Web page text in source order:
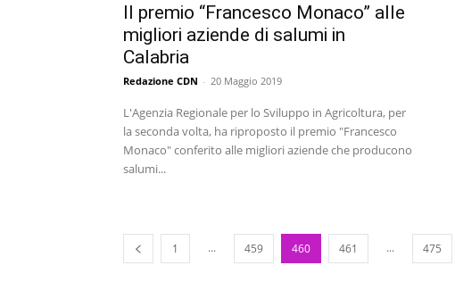
Il premio “Francesco Monaco” alle
migliori aziende di salumi in
Calabria
Redazione CDN - 20 Maggio 2019
L'Agenzia Regionale per lo Sviluppo in Agricoltura, per
la seconda volta, ha riproposto il premio "Francesco
Monaco" conferito alle migliori aziende che producono
salumi...
1 ... 459 460 461 ... 475